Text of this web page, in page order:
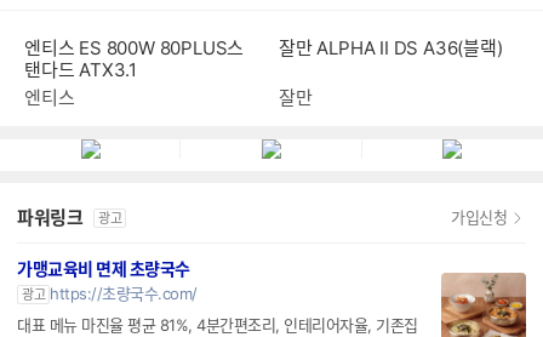
엔티스 ES 800W 80PLUS스
탠다드 ATX3.1
엔티스
잘만 ALPHA II DS A36(블랙)
잘만
파워링크 광고 가입신청
가맹교육비 면제 초량국수
광고 https://초량국수.com/
대표 메뉴 마진율 평균 81%, 4분간편조리, 인테리어자율, 기존집